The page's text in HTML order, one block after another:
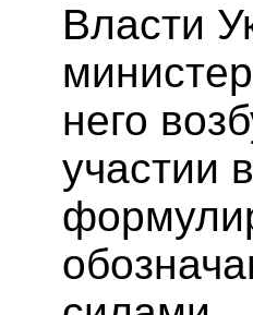
Власти
него
участии